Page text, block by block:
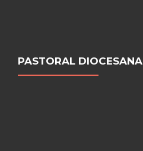
PASTORAL DIOCESANA